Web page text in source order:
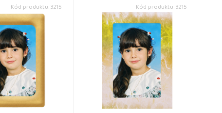
Kód produktu: 3215 Kód produktu: 3215